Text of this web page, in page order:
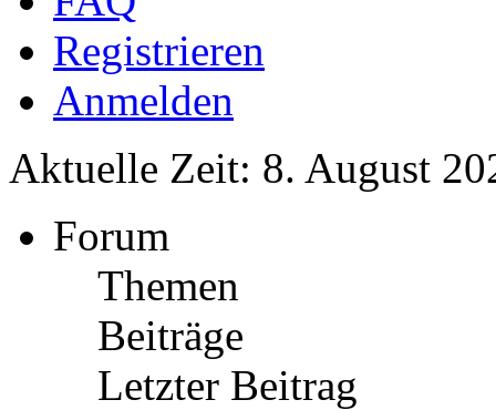
Registrieren
Anmelden
Aktuelle Zeit: 8. August
Forum
Themen
Beiträge
Letzter Beitrag